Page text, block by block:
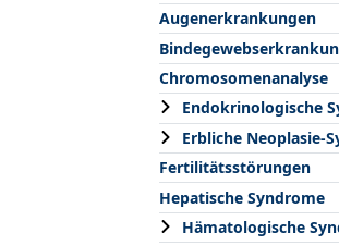
Augenerkrankungen
Chromosomenanalyse
Endokrinologische
Erbliche Neoplasie-
Fertilitätsstörungen
Hepatische Syndrome
Hämatologische